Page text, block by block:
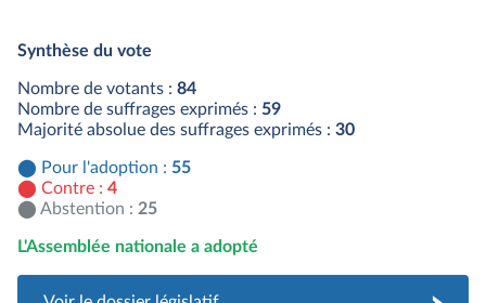
Synthèse du vote
Nombre de votants : 84
Nombre de suffrages exprimés : 59
Majorité absolue des suffrages exprimés : 30
Pour l'adoption : 55
Contre : 4
Abstention : 25
L'Assemblée nationale a adopté